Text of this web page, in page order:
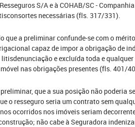
S/A e à COHAB/SC -
necessárias (fls. 317/331).
que a preliminar confunde-se com o
capaz de impor a obrigação de
e excluída toda e qualquer
nas obrigações presentes (fls. 401/
que a sua posição não poderia
o resseguro seria um contrato sem
ocorridos nos imóveis seriam
não cabe à Seguradora